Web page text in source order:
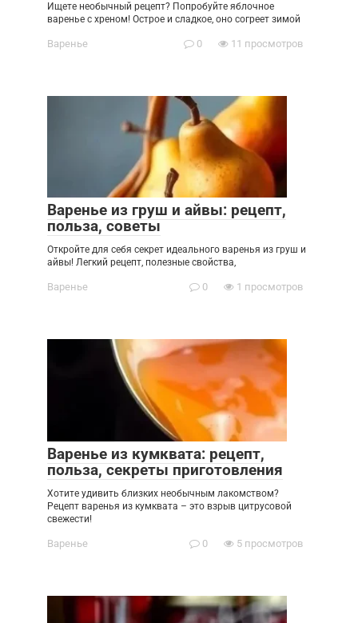
Ищете необычный рецепт? Попробуйте яблочное
варенье с хреном! Острое и сладкое, оно согреет зимой
Варенье 0 11 просмотров
Варенье из груш и айвы: рецепт,
польза, советы
Откройте для себя секрет идеального варенья из груш и
айвы! Легкий рецепт, полезные свойства,
Варенье 0 1 просмотров
Варенье из кумквата: рецепт,
польза, секреты приготовления
Хотите удивить близких необычным лакомством?
Рецепт варенья из кумквата – это взрыв цитрусовой
свежести!
Варенье 0 5 просмотров